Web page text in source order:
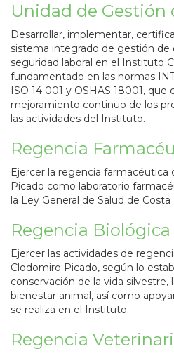
Unidad de Gestión
Desarrollar, implementar,
sistema integrado de gestión de
seguridad laboral en el Instituto
fundamentado en las normas
ISO 14 001 y OSHAS 18001, que
mejoramiento continuo de los
las actividades del Instituto.
Regencia
Ejercer la regencia
Picado como laboratorio
la Ley General de Salud de Costa
Regencia Biológica
Ejercer las actividades de
Clodomiro Picado, según lo
conservación de la vida silvestre,
bienestar animal, así como
se realiza en el Instituto.
Regencia